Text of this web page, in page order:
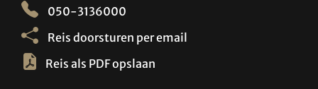
050-3136000
Reis doorsturen per email
Reis als PDF opslaan